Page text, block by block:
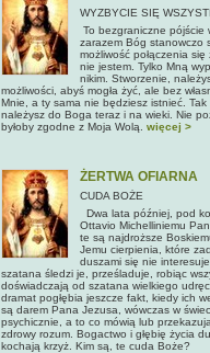
WYZBYCIE SIĘ
To bezgraniczne pójście
zarazem Bóg stanowczo
możliwość połączenia
nie jestem. Tylko Mną
nikim. Stworzenie,
możliwości, abyś mogła żyć, ale bez
Mnie, a ty sama nie będziesz istnieć. Tak
należysz do Boga teraz i na wieki. Nie
byłoby zgodne z Moja Wolą.
więcej >
ŻERTWA OFIARNA
CUDA BOŻE
Dwa lata później, pod
Ottavio Michelliniemu
te są najdroższe
Jemu cierpienia, które
duszami się nie
szatana śledzi je, prześladuje, robiąc
doświadczają od szatana wielkiego
dramat pogłębia jeszcze fakt, kiedy ich
są darem Pana Jezusa, wówczas w
psychicznie, a to co mówią lub
zdrowy rozum. Bogactwo i głębię życia
kochają krzyż. Kim są, te cuda Boże?